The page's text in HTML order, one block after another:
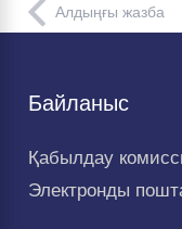
Алдыңғы жазба
Байланыс
Қабылдау
Электронды